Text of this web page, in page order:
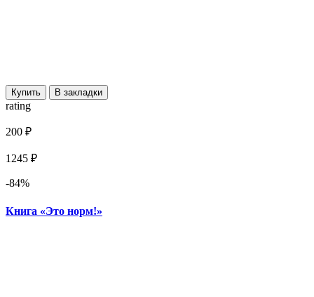
Купить В закладки
rating
200 ₽
1245 ₽
-84%
Книга «Это норм!»